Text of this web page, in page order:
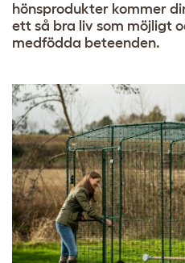
hönsprodukter kommer
ett så bra liv som möjligt
medfödda beteenden.